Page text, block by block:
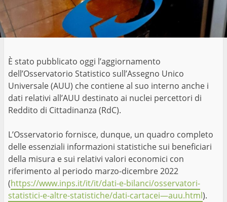
È stato pubblicato oggi l’aggiornamento
dell’Osservatorio Statistico sull’Assegno Unico
Universale (AUU) che contiene al suo interno anche i
dati relativi all’AUU destinato ai nuclei percettori di
Reddito di Cittadinanza (RdC).
L’Osservatorio fornisce, dunque, un quadro completo
delle essenziali informazioni statistiche sui beneficiari
della misura e sui relativi valori economici con
riferimento al periodo marzo-dicembre 2022
(https://www.inps.it/it/it/dati-e-bilanci/osservatori-
statistici-e-altre-statistiche/dati-cartacei—auu.html).